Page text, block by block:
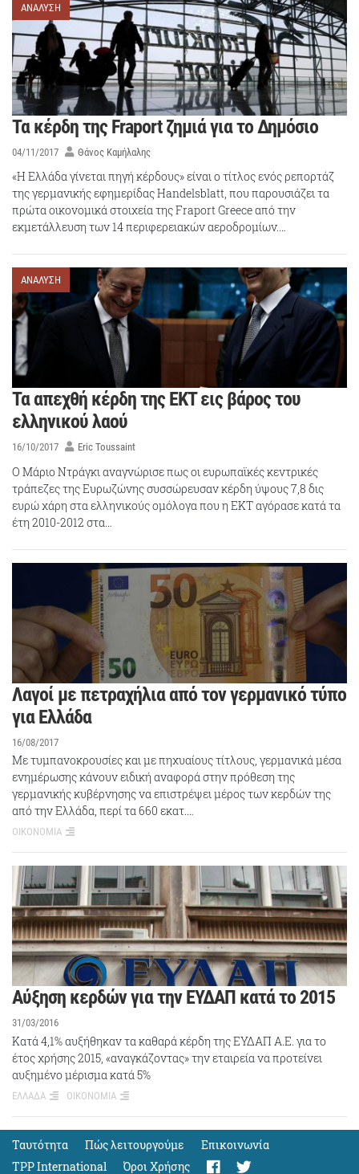
ΑΝΑΛΥΣΗ
Τα κέρδη της Fraport ζημιά για το Δημόσιο
04/11/2017 Θάνος Καμήλαλης
«Η Ελλάδα γίνεται πηγή κέρδους» είναι ο τίτλος ενός ρεπορτάζ
της γερμανικής εφημερίδας Handelsblatt, που παρουσιάζει τα
πρώτα οικονομικά στοιχεία της Fraport Greece από την
εκμετάλλευση των 14 περιφερειακών αεροδρομίων.…
ΑΝΑΛΥΣΗ
Τα απεχθή κέρδη της ΕΚΤ εις βάρος του
ελληνικού λαού
16/10/2017 Eric Toussaint
Ο Μάριο Ντράγκι αναγνώρισε πως οι ευρωπαϊκές κεντρικές
τράπεζες της Ευρωζώνης συσσώρευσαν κέρδη ύψους 7,8 δις
ευρώ χάρη στα ελληνικούς ομόλογα που η ΕΚΤ αγόρασε κατά τα
έτη 2010-2012 στα…
Λαγοί με πετραχήλια από τον γερμανικό τύπο
για Ελλάδα
16/08/2017
Με τυμπανοκρουσίες και με πηχυαίους τίτλους, γερμανικά μέσα
ενημέρωσης κάνουν ειδική αναφορά στην πρόθεση της
γερμανικής κυβέρνησης να επιστρέψει μέρος των κερδών της
από την Ελλάδα, περί τα 660 εκατ.…
ΟΙΚΟΝΟΜΙΑ
Αύξηση κερδών για την ΕΥΔΑΠ κατά το 2015
31/03/2016
Κατά 4,1% αυξήθηκαν τα καθαρά κέρδη της ΕΥΔΑΠ Α.Ε. για το
έτος χρήσης 2015, «αναγκάζοντας» την εταιρεία να προτείνει
αυξημένο μέρισμα κατά 5%
ΕΛΛΑΔΑ ΟΙΚΟΝΟΜΙΑ
Ταυτότητα Πώς λειτουργούμε
Eπικοινωνία
TPP International
Όροι Χρήσης